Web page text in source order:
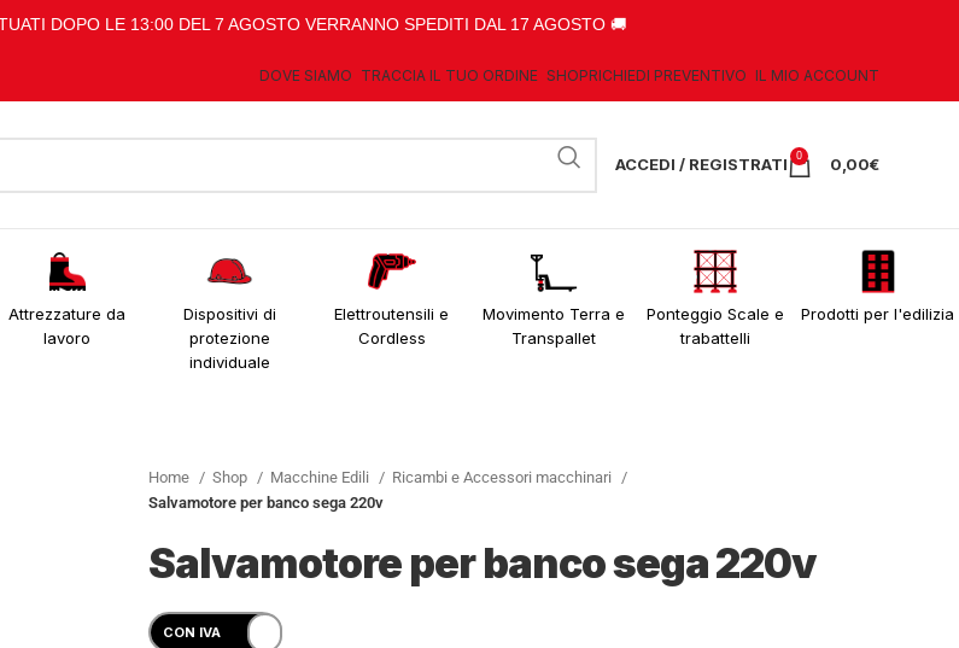
DOPO LE 13:00 DEL 7 AGOSTO VERRANNO SPEDITI DAL 17 AGOSTO 🚚
DOVE SIAMO TRACCIA IL TUO ORDINE SHOPRICHIEDI PREVENTIVO IL MIO ACCOUNT
ACCEDI / REGISTRATI 0 0,00€
Attrezzature da
lavoro
Dispositivi di
protezione
individuale
Elettroutensili e
Cordless
Movimento Terra e
Transpallet
Ponteggio Scale e
trabattelli
Prodotti per l'edilizia
Home Shop Macchine Edili
Ricambi e Accessori macchinari
Salvamotore per banco sega 220v
Salvamotore per banco sega 220v